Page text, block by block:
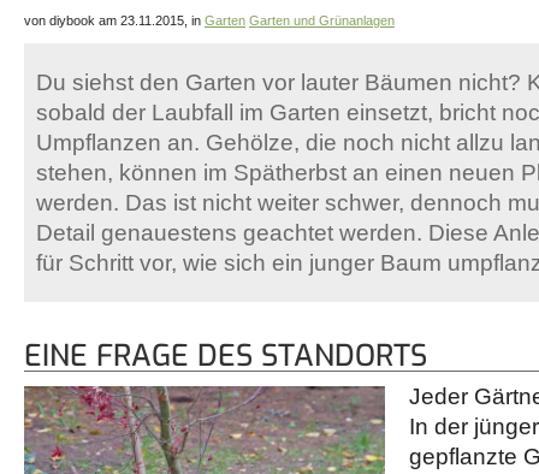
von diybook am 23.11.2015, in Garten Garten und Grünanlagen
Du siehst den Garten vor lauter Bäumen nicht?
sobald der Laubfall im Garten einsetzt, bricht
Umpflanzen an. Gehölze, die noch nicht allzu
stehen, können im Spätherbst an einen neuen
werden. Das ist nicht weiter schwer, dennoch
Detail genauestens geachtet werden. Diese
für Schritt vor, wie sich ein junger Baum
EINE FRAGE DES STANDORTS
Jeder
In der
gepflanzte